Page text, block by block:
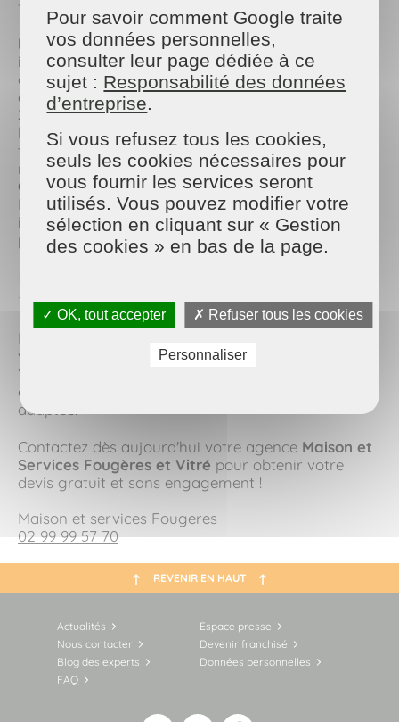
fiable et de confiance :
La proximité avant tout :Nos équipes
interviennent directement à Fougères, Vitré, et
dans toutes les communes environnantes. Nous
connaissons parfaitement votre secteur !
Zéro démarche administrative :
l'employeur de votre intervenant(e). Nous gérons
tout de A à Z (recrutement, fiches de paie,
remplacements en cas de congés ou maladie).
Crédit d'impôt de 50% :Grâce à l'Avance
Immédiate du crédit d'impôt, vous ne payez
instantanément que la moitié de la facture de vos
prestations de ménage.
Prêt(e) à retrouver une maison qui respire la
fraîcheur ?
Ne laissez plus les tâches ménagères empiéter sur
votre temps libre. Que vous soyez à Fougères ou à
Vitré, nos conseillers sont à votre écoute pour
évaluer vos besoins et vous proposer une formule
adaptée.
Contactez dès aujourd'hui votre agence Maison et
Services Fougères et Vitré pour obtenir votre
devis gratuit et sans engagement !
Maison et services Fougeres
02 99 99 57 70
REVENIR EN HAUT
Actualités
Espace presse
Nous contacter
Devenir franchisé
Blog des experts
Données personnelles
FAQ
Pour savoir comment Google traite
vos données personnelles,
consulter leur page dédiée à ce
sujet : Responsabilité des données
d’entreprise.
Si vous refusez tous les cookies,
seuls les cookies nécessaires pour
vous fournir les services seront
utilisés. Vous pouvez modifier votre
sélection en cliquant sur « Gestion
des cookies » en bas de la page.
✓ OK, tout accepter ✗ Refuser tous les cookies
Personnaliser